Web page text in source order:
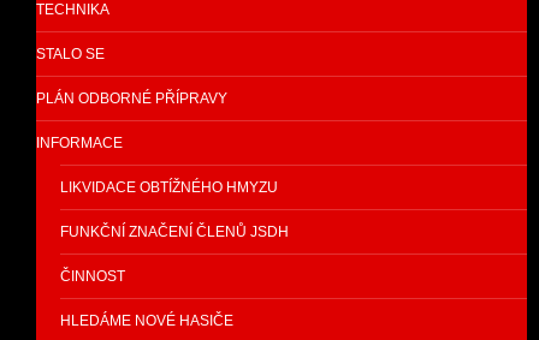
TECHNIKA
STALO SE
PLÁN ODBORNÉ PŘÍPRAVY
INFORMACE
LIKVIDACE OBTÍŽNÉHO HMYZU
FUNKČNÍ ZNAČENÍ ČLENŮ JSDH
ČINNOST
HLEDÁME NOVÉ HASIČE